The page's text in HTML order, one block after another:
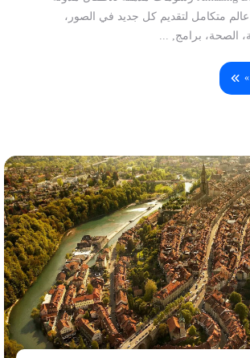
عالم متكامل لتقديم كل جديد في الصور،
الصحة، برامج, ...
»